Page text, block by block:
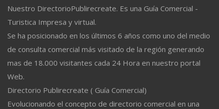
Nuestro DirectorioPublirecreate. Es una Guía Comercial -
Turistica Impresa y virtual.
Se ha posicionado en los últimos 6 años como uno del medio
de consulta comercial más visitado de la región generando
mas de 18.000 visitantes cada 24 Hora en nuestro portal
Web.
Directorio Publirecreate ( Guía Comercial)
Evolucionando el concepto de directorio comercial en una